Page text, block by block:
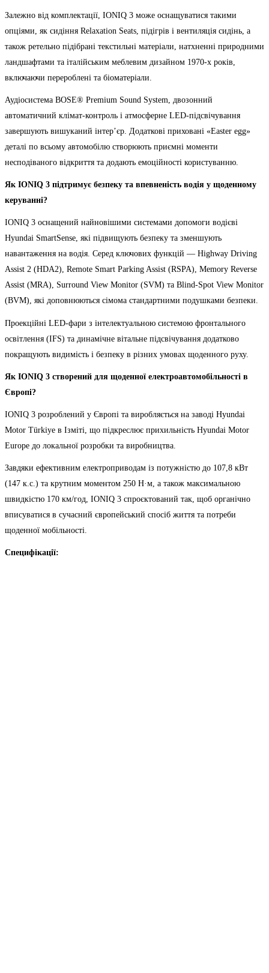
Залежно від комплектації, IONIQ 3 може оснащуватися такими
опціями, як сидіння Relaxation Seats, підігрів і вентиляція сидінь, а
також ретельно підібрані текстильні матеріали, натхненні природними
ландшафтами та італійським меблевим дизайном 1970-х років,
включаючи перероблені та біоматеріали.
Аудіосистема BOSE® Premium Sound System, двозонний
автоматичний клімат-контроль і атмосферне LED-підсвічування
завершують вишуканий інтер’єр. Додаткові приховані «Easter egg»
деталі по всьому автомобілю створюють приємні моменти
несподіваного відкриття та додають емоційності користуванню.
Як IONIQ 3 підтримує безпеку та впевненість водія у щоденному
керуванні?
IONIQ 3 оснащений найновішими системами допомоги водієві
Hyundai SmartSense, які підвищують безпеку та зменшують
навантаження на водія. Серед ключових функцій — Highway Driving
Assist 2 (HDA2), Remote Smart Parking Assist (RSPA), Memory Reverse
Assist (MRA), Surround View Monitor (SVM) та Blind-Spot View Monitor
(BVM), які доповнюються сімома стандартними подушками безпеки.
Проекційні LED-фари з інтелектуальною системою фронтального
освітлення (IFS) та динамічне вітальне підсвічування додатково
покращують видимість і безпеку в різних умовах щоденного руху.
Як IONIQ 3 створений для щоденної електроавтомобільності в
Європі?
IONIQ 3 розроблений у Європі та виробляється на заводі Hyundai
Motor Türkiye в Ізміті, що підкреслює прихильність Hyundai Motor
Europe до локальної розробки та виробництва.
Завдяки ефективним електроприводам із потужністю до 107,8 кВт
(147 к.с.) та крутним моментом 250 Н·м, а також максимальною
швидкістю 170 км/год, IONIQ 3 спроєктований так, щоб органічно
вписуватися в сучасний європейський спосіб життя та потреби
щоденної мобільності.
Специфікації: